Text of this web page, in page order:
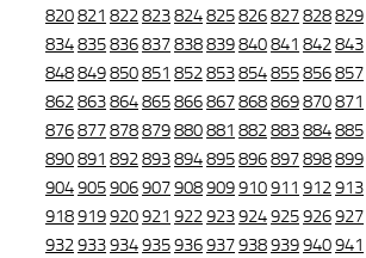
820821 822823824825826827828829
834835836837838839840841 842843
848849850851 852853854855856857
862863864865866867868869870871
876877878879880881 882883884885
890891 892893894895896897898899
904905906907908909910911 912913
918919920921 922923924925926927
932933934935936937938939940941